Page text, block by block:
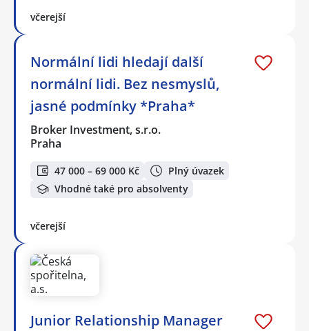
včerejší
Normální lidi hledají další
normální lidi. Bez nesmyslů,
jasné podmínky *Praha*
Broker Investment, s.r.o.
Praha
47 000 – 69 000 Kč
Plný úvazek
Vhodné také pro absolventy
včerejší
Junior Relationship Manager